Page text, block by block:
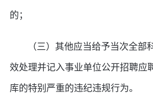
的；
（三）其他应当给予当次全部
效处理并记入事业单位公开招聘应
库的特别严重的违纪违规行为。